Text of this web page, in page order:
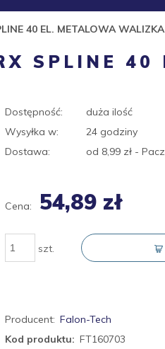
40 EL. METALOWA WALIZKA
SPLINE 40
Dostępność:
duża ilość
Wysyłka w:
24 godziny
Dostawa:
od 8,99 zł -
płatności
Cena: 54,89 zł
szt.
Producent: Falon-Tech
Kod produktu: FT160703